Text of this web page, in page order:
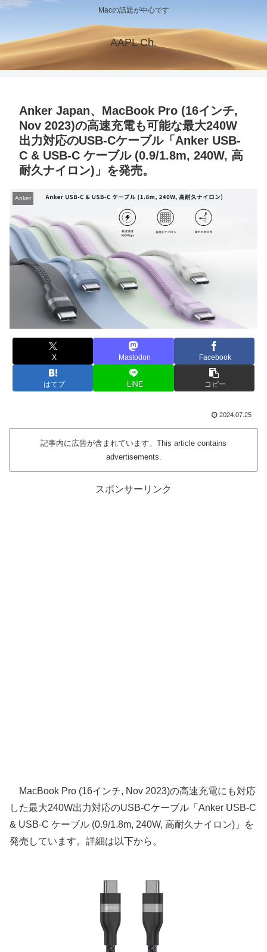
Macの話題が中心です
AAPL Ch.
Anker Japan、MacBook Pro (16インチ,
Nov 2023)の高速充電も可能な最大240W
出力対応のUSB-Cケーブル「Anker USB-
C & USB-C ケーブル (0.9/1.8m, 240W, 高
耐久ナイロン)」を発売。
Anker
X Mastodon Facebook
はてブ LINE コピー
2024.07.25
記事内に広告が含まれています。This article contains
advertisements.
スポンサーリンク
MacBook Pro (16インチ, Nov 2023)の高速充電にも対応
した最大240W出力対応のUSB-Cケーブル「Anker USB-C
& USB-C ケーブル (0.9/1.8m, 240W, 高耐久ナイロン)」を
発売しています。詳細は以下から。